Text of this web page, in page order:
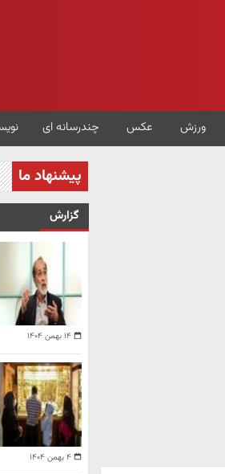
ورزش عکس چندرسانه ای
پیشنهاد ما
گزارش
۱۴ بهمن ۱۴۰۴
۴ بهمن ۱۴۰۴